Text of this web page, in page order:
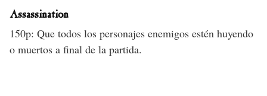
Assassination
150p: Que todos los personajes enemigos estén huyendo
o muertos a final de la partida.